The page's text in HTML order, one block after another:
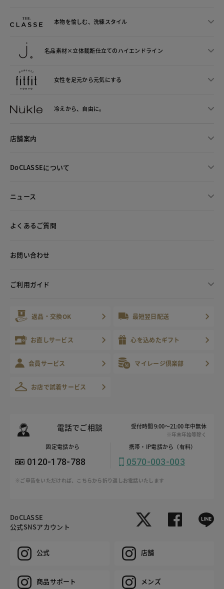
本物を愉しむ、洗練スタイル
名品素材×立体裁断仕立てのハイエンドライン
女性を足元から元気にする
冷えから、 自由に。
店舗案内
DoCLASSEについて
ニュース
よくあるご質問
お問い合わせ
ご利用ガイド
返品・交換OK 最短翌日配送
お直しサービス 心を込めたギフト
会員サービス マイレージ倶楽部
お店で試着サービス
電話でご相談 受付時間 9:00～21:00 年中無休
※年末年始等除く
固定電話から
0120-178-788
携帯・IP電話から（有料）
0570-003-003
※ご申告をいただければ、こちらから折り返しお電話いたします
DoCLASSE
公式SNSアカウント
公式 店舗
商品サポート メンズ